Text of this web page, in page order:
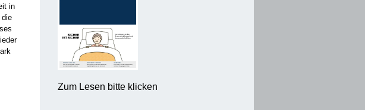
in
die
Zum Lesen bitte klicken